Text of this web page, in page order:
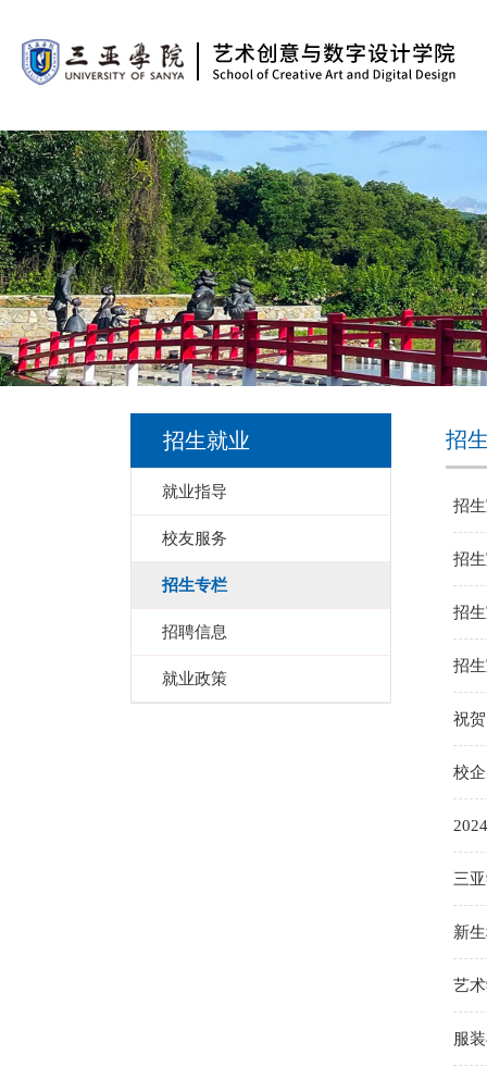
招生就业
就业指导
校友服务
招生专栏
招聘信息
就业政策
招
招
招
招
招
祝
校
三
新
艺
服